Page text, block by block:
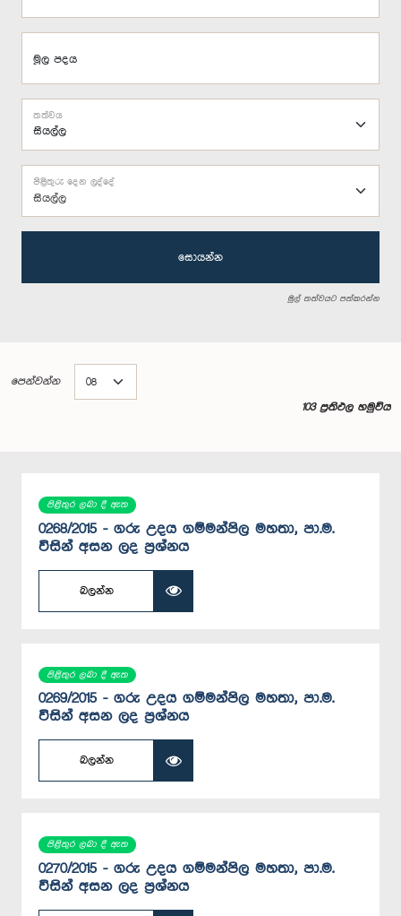
මූල පදය
තත්වය
සියල්ල
පිළිතුරු දෙන ලද්දේ
සොයන්න
මුල් තත්වයට පත්කරන්න
පෙන්වන්න
103 ප්‍රතිඵල හමුවිය
පිළිතුර ලබා දී ඇත
0268/2015 - ගරු උදය ගම්මන්පිල මහතා, පා.ම.
විසින් අසන ලද ප්‍රශ්නය
බලන්න
පිළිතුර ලබා දී ඇත
0269/2015 - ගරු උදය ගම්මන්පිල මහතා, පා.ම.
විසින් අසන ලද ප්‍රශ්නය
බලන්න
පිළිතුර ලබා දී ඇත
0270/2015 - ගරු උදය ගම්මන්පිල මහතා, පා.ම.
විසින් අසන ලද ප්‍රශ්නය